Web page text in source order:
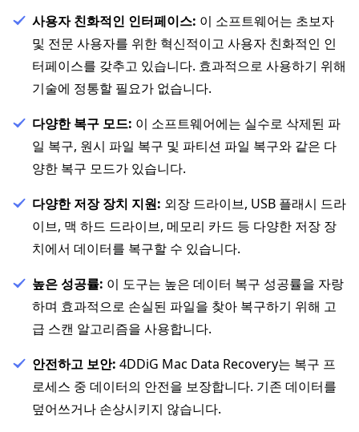
사용자 친화적인 인터페이스: 이 소프트웨어는 초보자
및 전문 사용자를 위한 혁신적이고 사용자 친화적인 인
터페이스를 갖추고 있습니다. 효과적으로 사용하기 위해
기술에 정통할 필요가 없습니다.
다양한 복구 모드: 이 소프트웨어에는 실수로 삭제된 파
일 복구, 원시 파일 복구 및 파티션 파일 복구와 같은 다
양한 복구 모드가 있습니다.
다양한 저장 장치 지원: 외장 드라이브, USB 플래시 드라
이브, 맥 하드 드라이브, 메모리 카드 등 다양한 저장 장
치에서 데이터를 복구할 수 있습니다.
높은 성공률: 이 도구는 높은 데이터 복구 성공률을 자랑
하며 효과적으로 손실된 파일을 찾아 복구하기 위해 고
급 스캔 알고리즘을 사용합니다.
안전하고 보안: 4DDiG Mac Data Recovery는 복구 프
로세스 중 데이터의 안전을 보장합니다. 기존 데이터를
덮어쓰거나 손상시키지 않습니다.